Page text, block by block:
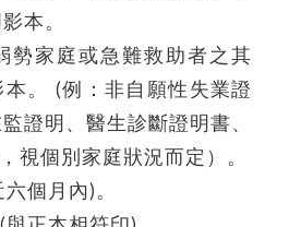
本。
勢家庭或急難救助者之其
。 (例：非自願性失業證
證明、醫生診斷證明書、
視個別家庭狀況而定）。
個月內)。